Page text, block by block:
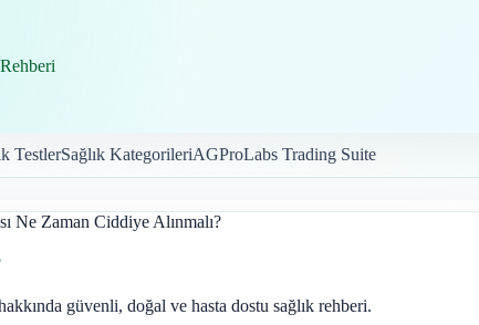
TestlerSağlık KategorileriAGProLabs Trading Suite
Ne Zaman Ciddiye Alınmalı?
güvenli, doğal ve hasta dostu sağlık rehberi.